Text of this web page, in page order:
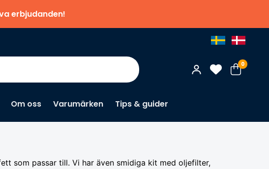
erbjudanden!
0
Om oss Varumärken Tips & guider
som passar till. Vi har även smidiga kit med oljefilter,